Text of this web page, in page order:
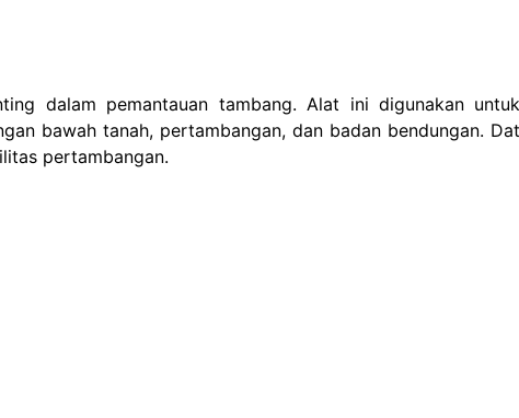
dalam pemantauan tambang. Alat ini digunakan
bawah tanah, pertambangan, dan badan bendungan.
pertambangan.